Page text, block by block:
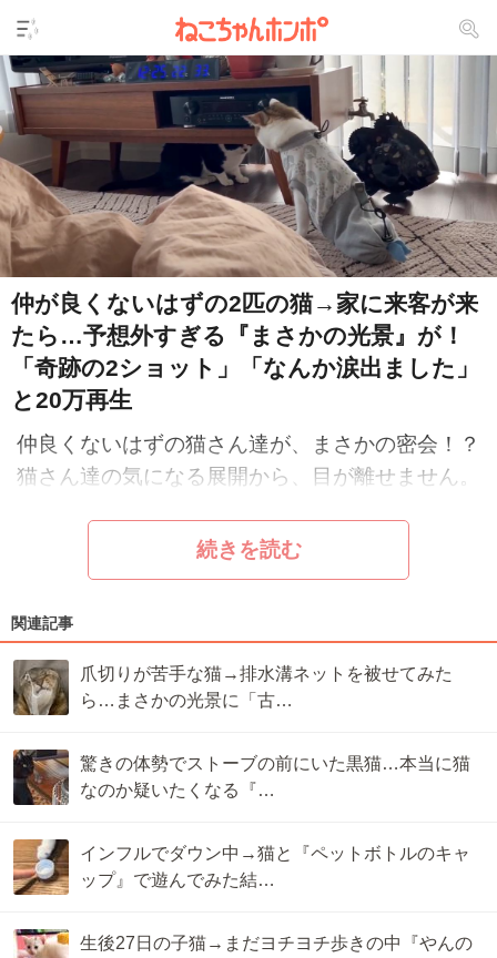
仲が良くないはずの2匹の猫→家に来客が来
たら…予想外すぎる『まさかの光景』が！
「奇跡の2ショット」「なんか涙出ました」
と20万再生
仲良くないはずの猫さん達が、まさかの密会！？
猫さん達の気になる展開から、目が離せません。
続きを読む
関連記事
爪切りが苦手な猫→排水溝ネットを被せてみた
ら…まさかの光景に「古…
驚きの体勢でストーブの前にいた黒猫…本当に猫
なのか疑いたくなる『…
インフルでダウン中→猫と『ペットボトルのキャ
ップ』で遊んでみた結…
生後27日の子猫→まだヨチヨチ歩きの中『やんの